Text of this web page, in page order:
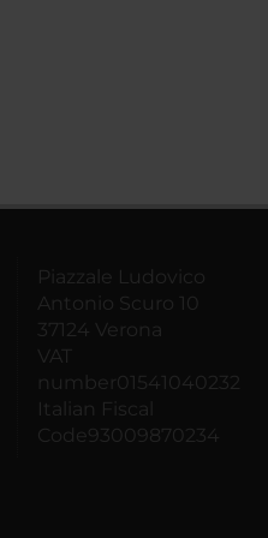
Piazzale Ludovico
Antonio Scuro 10
37124 Verona
VAT
number01541040232
Italian Fiscal
Code93009870234